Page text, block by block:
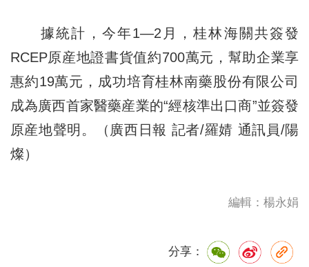
據統計，今年1—2月，桂林海關共簽發
RCEP原産地證書貨值約700萬元，幫助企業享
惠約19萬元，成功培育桂林南藥股份有限公司
成為廣西首家醫藥産業的“經核準出口商”並簽發
原産地聲明。（廣西日報 記者/羅婧 通訊員/陽
燦）
編輯：楊永娟
分享：